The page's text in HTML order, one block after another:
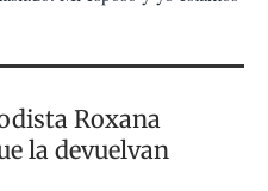
Roxana
la devuelvan